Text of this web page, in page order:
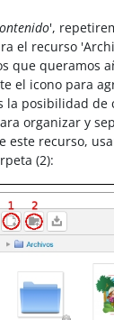
',
el recurso
que queramos
el icono para
la posibilidad de
organizar y
este recurso,
(2):